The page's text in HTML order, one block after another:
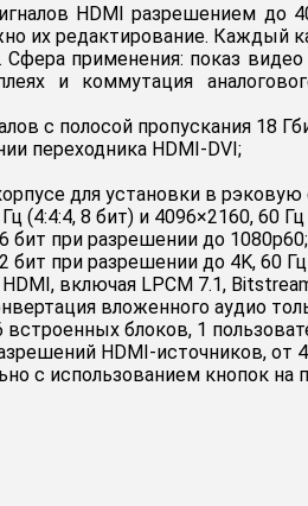
HDMI разрешением до
их редактирование. Каждый
применения: показ
и коммутация
с полосой пропускания 18
переходника HDMI-DVI;
для установки в рэковую
(4:4:4, 8 бит) и 4096×2160, 60 Гц
бит при разрешении до 1080p60;
при разрешении до 4K, 60 Гц
включая LPCM 7.1,
вложенного аудио
блоков, 1
HDMI-источников, от
с использованием кнопок на